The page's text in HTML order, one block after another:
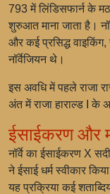
793 में लिंडिसफार्न के
शुरुआत माना जाता है।
और कई प्रसिद्ध
नॉर्वेजियन थे।
इस अवधि में पहले राजा
अंत में राजा हाराल्ड I के
ईसाईकरण और
नॉर्वे का ईसाईकरण X
ने ईसाई धर्म स्वीकार
यह प्रक्रिया कई